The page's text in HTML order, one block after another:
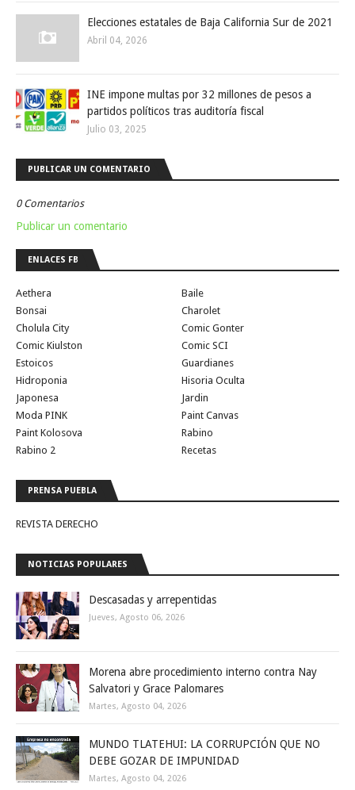
Elecciones estatales de Baja California Sur de 2021
Abril 04, 2026
INE impone multas por 32 millones de pesos a
partidos políticos tras auditoría fiscal
Julio 03, 2025
PUBLICAR UN COMENTARIO
0 Comentarios
Publicar un comentario
ENLACES FB
Aethera
Baile
Bonsai
Charolet
Cholula City
Comic Gonter
Comic Kiulston
Comic SCI
Estoicos
Guardianes
Hidroponia
Hisoria Oculta
Japonesa
Jardin
Moda PINK
Paint Canvas
Paint Kolosova
Rabino
Rabino 2
Recetas
PRENSA PUEBLA
REVISTA DERECHO
NOTICIAS POPULARES
Descasadas y arrepentidas
Jueves, Agosto 06, 2026
Morena abre procedimiento interno contra Nay
Salvatori y Grace Palomares
Martes, Agosto 04, 2026
MUNDO TLATEHUI: LA CORRUPCIÓN QUE NO
DEBE GOZAR DE IMPUNIDAD
Martes, Agosto 04, 2026